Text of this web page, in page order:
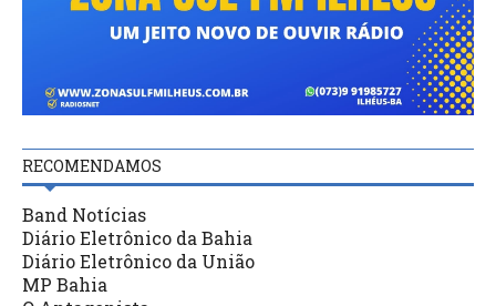
RECOMENDAMOS
Band Notícias
Diário Eletrônico da Bahia
Diário Eletrônico da União
MP Bahia